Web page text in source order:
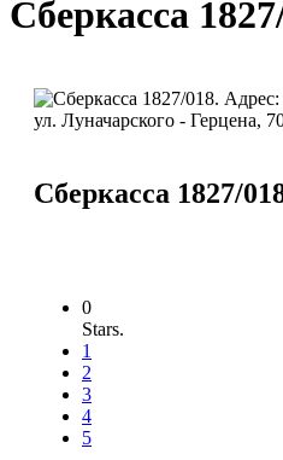
Сберкасса
Сберкасса 1827/
0
Stars.
1
2
3
4
5